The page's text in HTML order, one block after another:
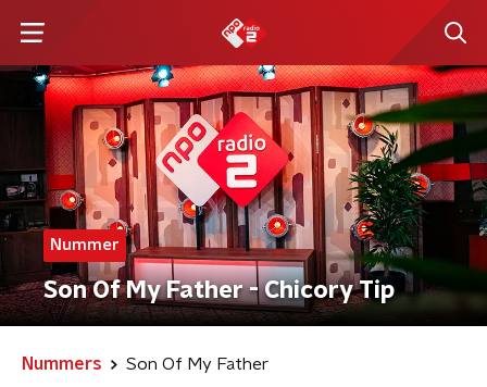
Nummer
Son Of My Father - Chicory Tip
Nummers Son Of My Father